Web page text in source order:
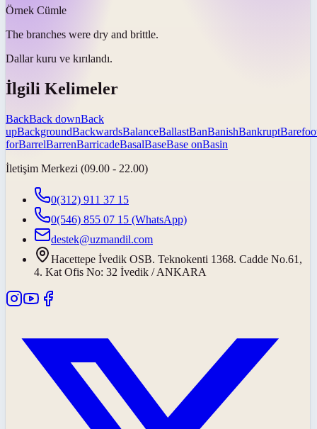
Örnek Cümle
The branches were dry and brittle.
Dallar kuru ve kırılandı.
İlgili Kelimeler
BackBack downBack
upBackgroundBackwardsBalanceBallastBanBanishBankrupt
forBarrelBarrenBarricadeBasalBaseBase onBasin
İletişim Merkezi (09.00 - 22.00)
0(312) 911 37 15
0(546) 855 07 15 (WhatsApp)
destek@uzmandil.com
Hacettepe İvedik OSB. Teknokenti 1368. Cadde No.61,
4. Kat Ofis No: 32 İvedik / ANKARA